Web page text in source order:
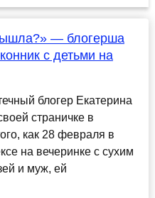
— блогерша
с детьми на
блогер Екатерина
страничке в
как 28 февраля в
на вечеринке с сухим
и муж, ей